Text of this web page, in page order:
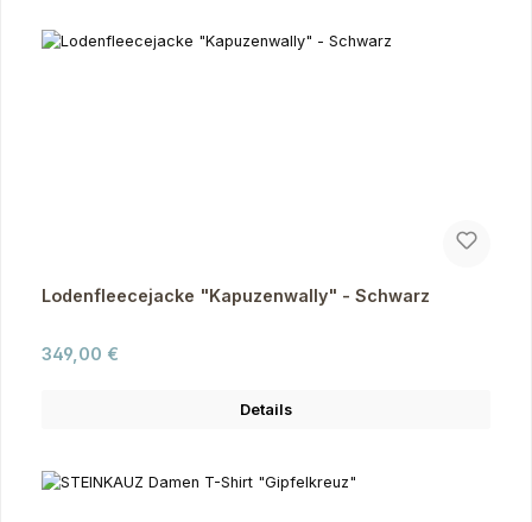
Lodenfleecejacke "Kapuzenwally" - Schwarz
Regulärer Preis:
349,00 €
Details